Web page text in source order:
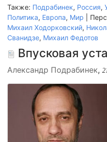
Также: Подрабинек, Россия,
Политика, Европа, Мир |
Михаил Ходорковский,
Сванидзе, Михаил Федотов
Впусковая
Александр Подрабинек,